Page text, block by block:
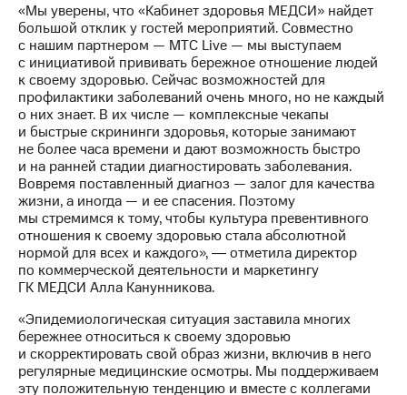
"МТС"
Собрания
акционеров
Личный
кабинет
акционера
Акционерный
капитал
Контроль
и
аудит
Рынок
акций
Описание
Программа
приобретения
Порядок
выкупа
акций
Дивиденды
Рынок
«Мы уверены, что «Кабинет здоровья МЕДСИ» найдет
большой отклик у гостей мероприятий. Совместно
с нашим партнером — МТС Live — мы выступаем
с инициативой прививать бережное отношение людей
к своему здоровью. Сейчас возможностей для
профилактики заболеваний очень много, но не каждый
о них знает. В их числе — комплексные чекапы
и быстрые скрининги здоровья, которые занимают
не более часа времени и дают возможность быстро
и на ранней стадии диагностировать заболевания.
Вовремя поставленный диагноз — залог для качества
жизни, а иногда — и ее спасения. Поэтому
мы стремимся к тому, чтобы культура превентивного
отношения к своему здоровью стала абсолютной
нормой для всех и каждого», ― отметила директор
по коммерческой деятельности и маркетингу
ГК МЕДСИ Алла Канунникова.
«Эпидемиологическая ситуация заставила многих
бережнее относиться к своему здоровью
и скорректировать свой образ жизни, включив в него
регулярные медицинские осмотры. Мы поддерживаем
эту положительную тенденцию и вместе с коллегами